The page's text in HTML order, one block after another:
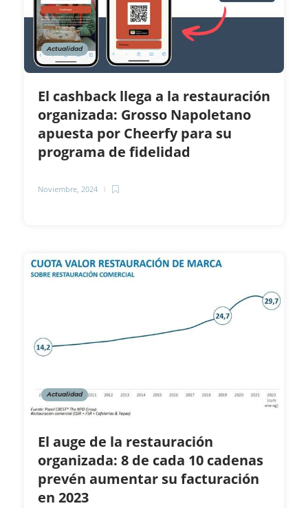
Actualidad
El cashback llega a la restauración
organizada: Grosso Napoletano
apuesta por Cheerfy para su
programa de fidelidad
Noviembre, 2024
Actualidad
El auge de la restauración
organizada: 8 de cada 10 cadenas
prevén aumentar su facturación
en 2023